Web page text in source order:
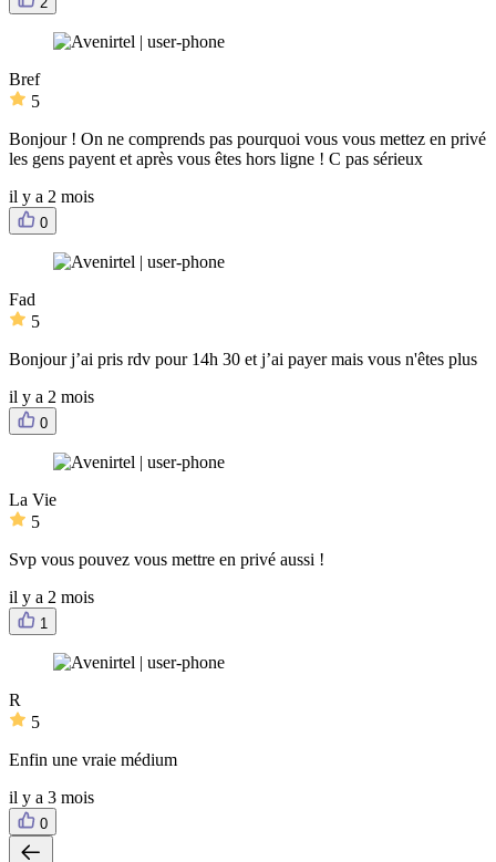
Bref
5
Bonjour ! On ne comprends pas pourquoi vous vous mettez en privé
les gens payent et après vous êtes hors ligne ! C pas sérieux
il y a 2 mois
0
Fad
5
Bonjour j’ai pris rdv pour 14h 30 et j’ai payer mais vous n'êtes plus
il y a 2 mois
0
La Vie
5
Svp vous pouvez vous mettre en privé aussi !
il y a 2 mois
1
R
5
Enfin une vraie médium
il y a 3 mois
0